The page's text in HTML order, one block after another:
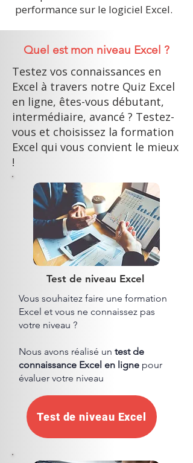
performance sur le logiciel Excel.
Quel est mon niveau Excel ?
Testez vos connaissances en
Excel à travers notre Quiz Excel
en ligne, êtes-vous débutant,
intermédiaire, avancé ? Testez-
vous et choisissez la formation
Excel qui vous convient le mieux
!
Test de niveau Excel
Vous souhaitez faire une formation
Excel et vous ne connaissez pas
votre niveau ?​
Nous avons réalisé un test de
connaissance Excel en ligne pour
évaluer votre niveau
Test de niveau Excel